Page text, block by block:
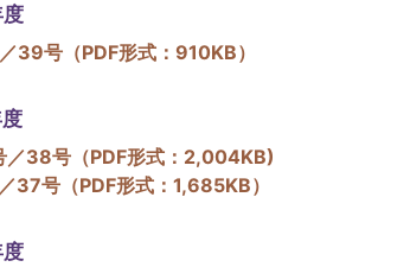
移動図書館
39号（PDF形式：910KB）
／38号（PDF形式：2,004KB)
37号（PDF形式：1,685KB）